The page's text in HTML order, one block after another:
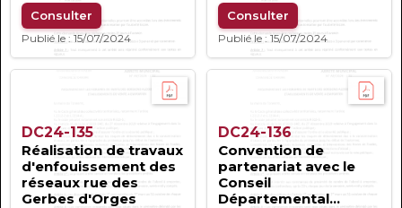
Consulter
Publié le : 15/07/2024
Consulter
Publié le : 15/07/2024
DC24-135
Réalisation de travaux
d'enfouissement des
réseaux rue des
Gerbes d'Orges
DC24-136
Convention de
partenariat avec le
Conseil
Départemental...